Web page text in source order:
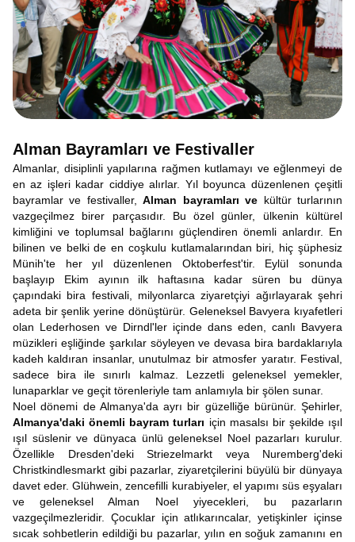
Alman Bayramları ve Festivaller
Almanlar, disiplinli yapılarına rağmen kutlamayı ve eğlenmeyi de
en az işleri kadar ciddiye alırlar. Yıl boyunca düzenlenen çeşitli
bayramlar ve festivaller,Alman bayramları ve kültür turlarının
vazgeçilmez birer parçasıdır. Bu özel günler, ülkenin kültürel
kimliğini ve toplumsal bağlarını güçlendiren önemli anlardır. En
bilinen ve belki de en coşkulu kutlamalarından biri, hiç şüphesiz
Münih'te her yıl düzenlenen Oktoberfest'tir. Eylül sonunda
başlayıp Ekim ayının ilk haftasına kadar süren bu dünya
çapındaki bira festivali, milyonlarca ziyaretçiyi ağırlayarak şehri
adeta bir şenlik yerine dönüştürür. Geleneksel Bavyera kıyafetleri
olan Lederhosen ve Dirndl'ler içinde dans eden, canlı Bavyera
müzikleri eşliğinde şarkılar söyleyen ve devasa bira bardaklarıyla
kadeh kaldıran insanlar, unutulmaz bir atmosfer yaratır. Festival,
sadece bira ile sınırlı kalmaz. Lezzetli geleneksel yemekler,
lunaparklar ve geçit törenleriyle tam anlamıyla bir şölen sunar.
Noel dönemi de Almanya'da ayrı bir güzelliğe bürünür. Şehirler,
Almanya'daki önemli bayram turları için masalsı bir şekilde ışıl
ışıl süslenir ve dünyaca ünlü geleneksel Noel pazarları kurulur.
Özellikle Dresden'deki Striezelmarkt veya Nuremberg'deki
Christkindlesmarkt gibi pazarlar, ziyaretçilerini büyülü bir dünyaya
davet eder. Glühwein, zencefilli kurabiyeler, el yapımı süs eşyaları
ve geleneksel Alman Noel yiyecekleri, bu pazarların
vazgeçilmezleridir. Çocuklar için atlıkarıncalar, yetişkinler içinse
sıcak sohbetlerin edildiği bu pazarlar, yılın en soğuk zamanını en